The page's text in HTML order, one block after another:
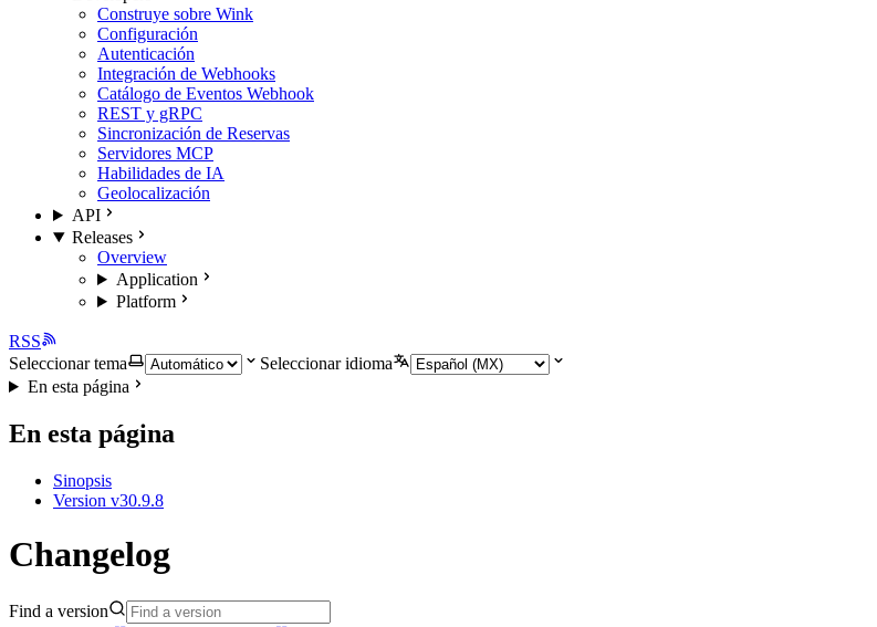
Construye sobre Wink
Configuración
Autenticación
Integración de Webhooks
Catálogo de Eventos Webhook
REST y gRPC
Sincronización de Reservas
Servidores MCP
Habilidades de IA
Geolocalización
API
Releases
Overview
Application
Platform
RSS
Seleccionar tema
Seleccionar idioma
En esta página
En esta página
Sinopsis
Version v30.9.8
Changelog
Find a version